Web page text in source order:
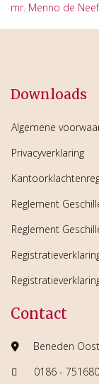
mr. Menno de Neef
Downloads
Algemene
Privacyverklaring
Reglement
Reglement
Contact
Beneden
0186 - 751680